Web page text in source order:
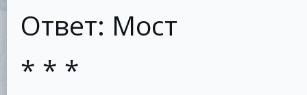
Ответ: Мост
* * *